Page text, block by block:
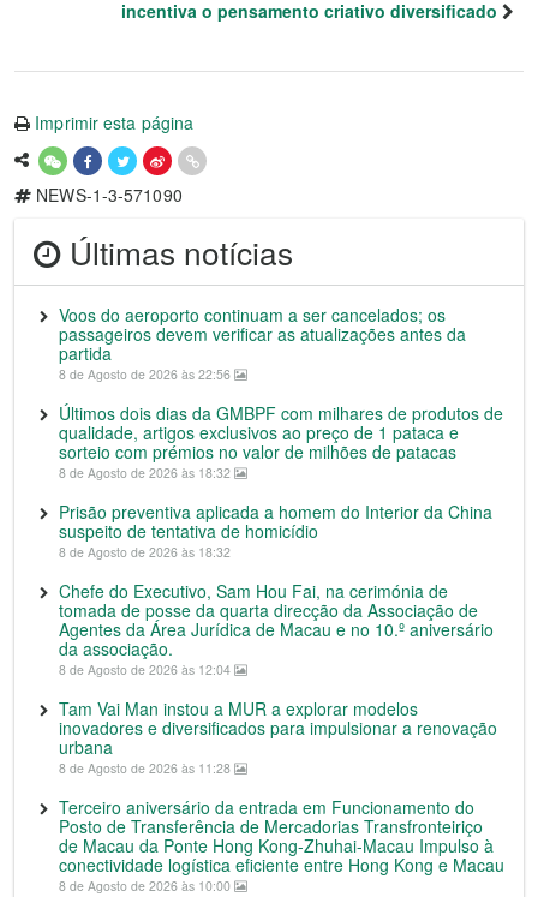
incentiva o pensamento criativo diversificado
Imprimir esta página
NEWS-1-3-571090
Últimas notícias
Voos do aeroporto continuam a ser cancelados; os
passageiros devem verificar as atualizações antes da
partida
8 de Agosto de 2026 às 22:56
Últimos dois dias da GMBPF com milhares de produtos de
qualidade, artigos exclusivos ao preço de 1 pataca e
sorteio com prémios no valor de milhões de patacas
8 de Agosto de 2026 às 18:32
Prisão preventiva aplicada a homem do Interior da China
suspeito de tentativa de homicídio
8 de Agosto de 2026 às 18:32
Chefe do Executivo, Sam Hou Fai, na cerimónia de
tomada de posse da quarta direcção da Associação de
Agentes da Área Jurídica de Macau e no 10.º aniversário
da associação.
8 de Agosto de 2026 às 12:04
Tam Vai Man instou a MUR a explorar modelos
inovadores e diversificados para impulsionar a renovação
urbana
8 de Agosto de 2026 às 11:28
Terceiro aniversário da entrada em Funcionamento do
Posto de Transferência de Mercadorias Transfronteiriço
de Macau da Ponte Hong Kong-Zhuhai-Macau Impulso à
conectividade logística eficiente entre Hong Kong e Macau
8 de Agosto de 2026 às 10:00